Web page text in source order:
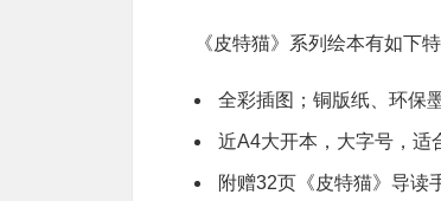
《皮特猫》系列绘本有如下特
全彩插图；铜版纸、环保
近A4大开本，大字号，适
附赠32页《皮特猫》导读